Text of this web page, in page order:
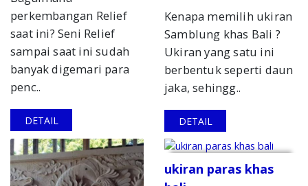
perkembangan Relief
saat ini? Seni Relief
sampai saat ini sudah
banyak digemari para
penc..
DETAIL
Kenapa memilih ukiran
Samblung khas Bali ?
Ukiran yang satu ini
berbentuk seperti daun
jaka, sehingg..
DETAIL
ukiran paras khas